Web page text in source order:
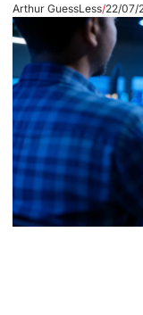
Arthur GuessLess 22/07/